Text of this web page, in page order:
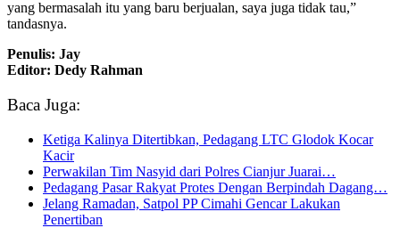
yang bermasalah itu yang baru berjualan, saya juga tidak tau,”
tandasnya.
Penulis: Jay
Editor: Dedy Rahman
Baca Juga:
Ketiga Kalinya Ditertibkan, Pedagang LTC Glodok Kocar
Kacir
Perwakilan Tim Nasyid dari Polres Cianjur Juarai…
Pedagang Pasar Rakyat Protes Dengan Berpindah Dagang…
Jelang Ramadan, Satpol PP Cimahi Gencar Lakukan
Penertiban